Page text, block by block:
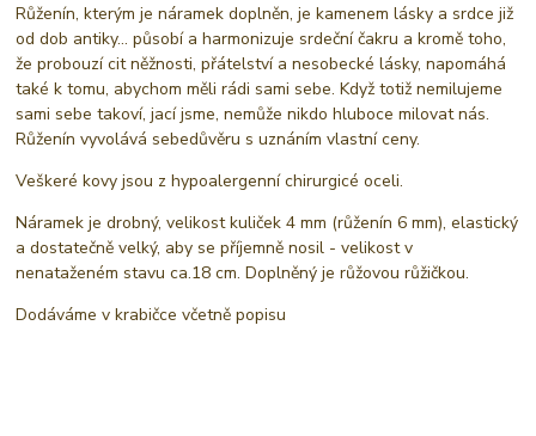
Růženín, kterým je náramek doplněn, je kamenem lásky a srdce již
od dob antiky... působí a harmonizuje srdeční čakru a kromě toho,
že probouzí cit něžnosti, přátelství a nesobecké lásky, napomáhá
také k tomu, abychom měli rádi sami sebe. Když totiž nemilujeme
sami sebe takoví, jací jsme, nemůže nikdo hluboce milovat nás.
Růženín vyvolává sebedůvěru s uznáním vlastní ceny.
Veškeré kovy jsou z hypoalergenní chirurgicé oceli.
Náramek je drobný, velikost kuliček 4 mm (růženín 6 mm), elastický
a dostatečně velký, aby se příjemně nosil - velikost v
nenataženém stavu ca.18 cm. Doplněný je růžovou růžičkou.
Dodáváme v krabičce včetně popisu